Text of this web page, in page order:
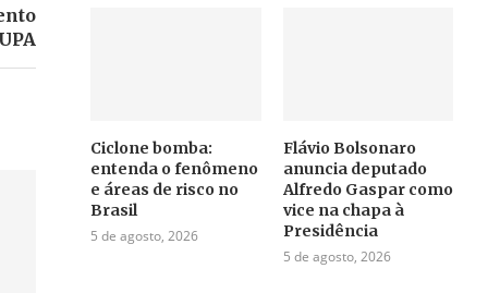
Ciclone bomba:
entenda o fenômeno
e áreas de risco no
Brasil
5 de agosto, 2026
Flávio Bolsonaro
anuncia deputado
Alfredo Gaspar como
vice na chapa à
Presidência
5 de agosto, 2026